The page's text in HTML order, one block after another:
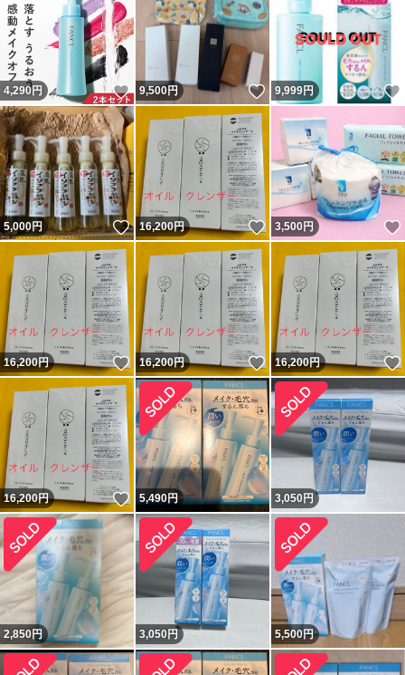
4,290円 いいね！
9,500円 いいね！
9,999円
5,000円 いいね！
16,200円 いいね！
3,500円
16,200円 いいね！
16,200円 いいね！
16,200円
16,200円 いいね！
5,490円 3,050円
2,850円 3,050円 5,500円